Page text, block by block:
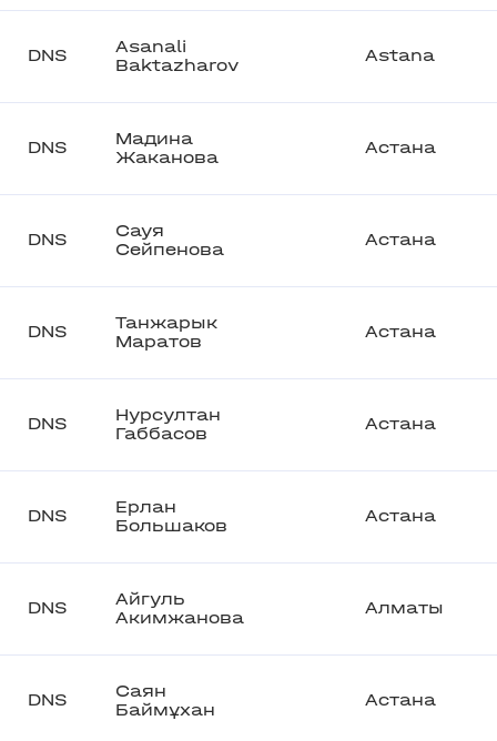
DNS
Asanali
Baktazharov
Astana
DNS
Мадина
Жаканова
Астана
DNS
Сауя
Сейпенова
Астана
DNS
Танжарык
Маратов
Астана
DNS
Нурсултан
Габбасов
Астана
DNS
Ерлан
Большаков
Астана
DNS
Айгуль
Акимжанова
Алматы
DNS
Саян
Баймұхан
Астана